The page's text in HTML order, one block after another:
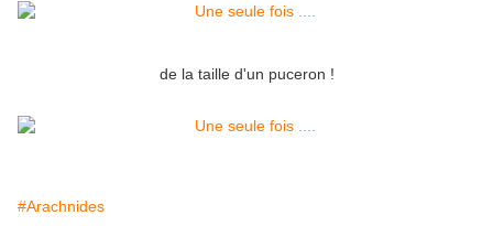
de la taille d'un puceron !
#Arachnides